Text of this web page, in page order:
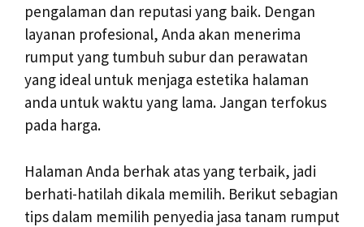
pengalaman dan reputasi yang baik. Dengan
layanan profesional, Anda akan menerima
rumput yang tumbuh subur dan perawatan
yang ideal untuk menjaga estetika halaman
anda untuk waktu yang lama. Jangan terfokus
pada harga.
Halaman Anda berhak atas yang terbaik, jadi
berhati-hatilah dikala memilih. Berikut sebagian
tips dalam memilih penyedia jasa tanam rumput